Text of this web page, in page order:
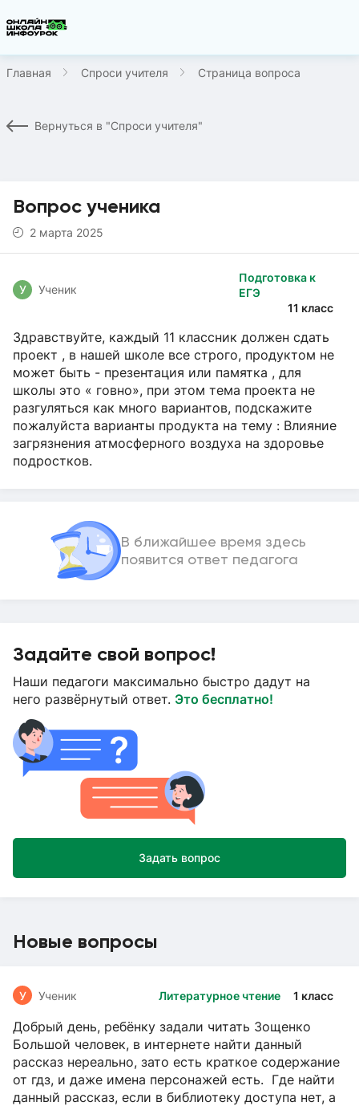
Главная Спроси учителя Страница вопроса
Вернуться в "Спроси учителя"
Вопрос ученика
2 марта 2025
Подготовка к
ЕГЭ
11 класс
У Ученик
Здравствуйте, каждый 11 классник должен сдать
проект , в нашей школе все строго, продуктом не
может быть - презентация или памятка , для
школы это « говно», при этом тема проекта не
разгуляться как много вариантов, подскажите
пожалуйста варианты продукта на тему : Влияние
загрязнения атмосферного воздуха на здоровье
подростков.
В ближайшее время здесь
появится ответ педагога
Задайте свой вопрос!
Наши педагоги максимально быстро дадут на
него развёрнутый ответ. Это бесплатно!
Задать вопрос
Новые вопросы
Литературное чтение 1 класс
У Ученик
Добрый день, ребёнку задали читать Зощенко
Большой человек, в интернете найти данный
рассказ нереально, зато есть краткое содержание
от гдз, и даже имена персонажей есть. Где найти
данный рассказ, если в библиотеку доступа нет, а